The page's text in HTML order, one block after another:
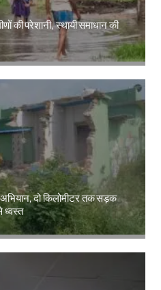
की परेशानी, स्थायी समाधान की
दो किलोमीटर तक सड़क
ध्वस्त